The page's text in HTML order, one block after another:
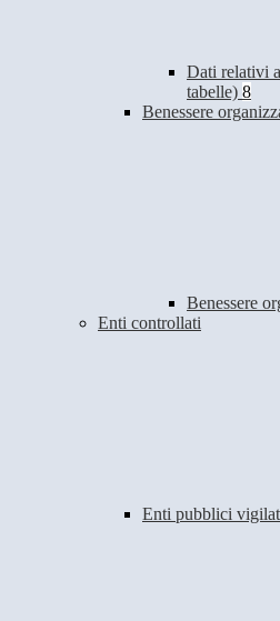
Dati relativi
tabelle) 8
Benessere
Benessere
Enti controllati
Enti pubblici